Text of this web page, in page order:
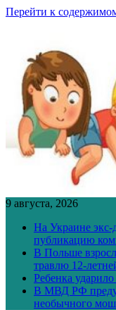
Перейти к
9 августа, 2026
На Украине экс-
публикацию
В Польше
травлю 12-
Ребенка
В МВД РФ
необычного